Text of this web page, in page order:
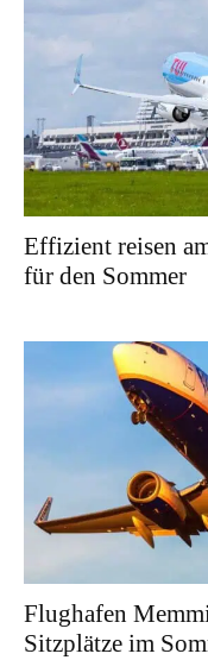
Effizient reisen
für den Sommer
Flughafen
Sitzplätze im